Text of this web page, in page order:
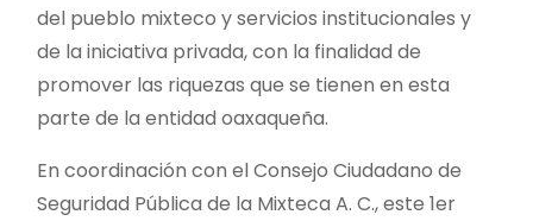
del pueblo mixteco y servicios institucionales y
de la iniciativa privada, con la finalidad de
promover las riquezas que se tienen en esta
parte de la entidad oaxaqueña.
En coordinación con el Consejo Ciudadano de
Seguridad Pública de la Mixteca A. C., este 1er